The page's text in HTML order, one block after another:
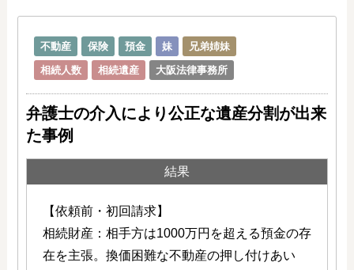
不動産 保険 預金 妹
兄弟姉妹
相続人数
相続遺産 大阪法律事務所
弁護士の介入により公正な遺産分割が出来
た事例
結果
【依頼前・初回請求】
相続財産：相手方は1000万円を超える預金の存
在を主張。換価困難な不動産の押し付けあい